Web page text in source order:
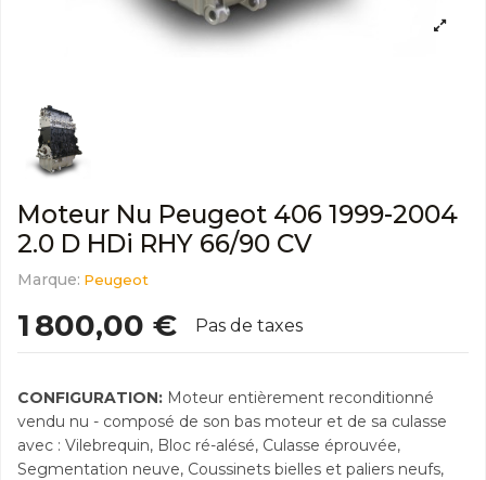
Moteur Nu Peugeot 406 1999-2004
2.0 D HDi RHY 66/90 CV
Marque: Peugeot
1 800,00 € Pas de taxes
CONFIGURATION: Moteur entièrement reconditionné
vendu nu - composé de son bas moteur et de sa culasse
avec : Vilebrequin, Bloc ré-alésé, Culasse éprouvée,
Segmentation neuve, Coussinets bielles et paliers neufs,